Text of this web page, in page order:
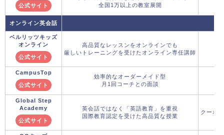
公式サイト
全国1万以上の教室展開
オンライン英会話
ベルリッツキッズ
オンライン
公式サイト
高品質なレッスンをオンラインでも
厳しいトレーニングを受けたオンライン専任講師
CampusTop
公式サイト
効率的なオーダーメイド型
月1回コーチとの面談
Global Step
Academy
公式サイト
英会話ではなく「英語教育」を重視
国際教育認定を受けた高品質な授業
クーポ